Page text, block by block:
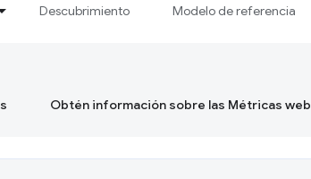
Descubrimiento Modelo de referencia
Obtén información sobre las Métricas